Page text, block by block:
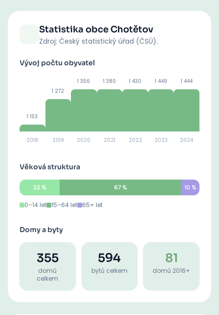
Statistika obceChotětov
Zdroj: Český statistický úřad (ČSÚ).
Vývoj počtu obyvatel
1 153
2018
1 272
2019
1 356
2020
1 380
2021
1 430
2022
1 449
2023
1 444
2024
Věková struktura
22% 67% 10%
0–14 let 15–64 let 65+ let
Domy a byty
355
domů
celkem
594
bytů celkem
81
domů 2016+